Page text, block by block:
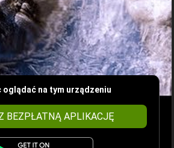
oglądać na tym urządzeniu
BEZPŁATNĄ APLIKACJĘ